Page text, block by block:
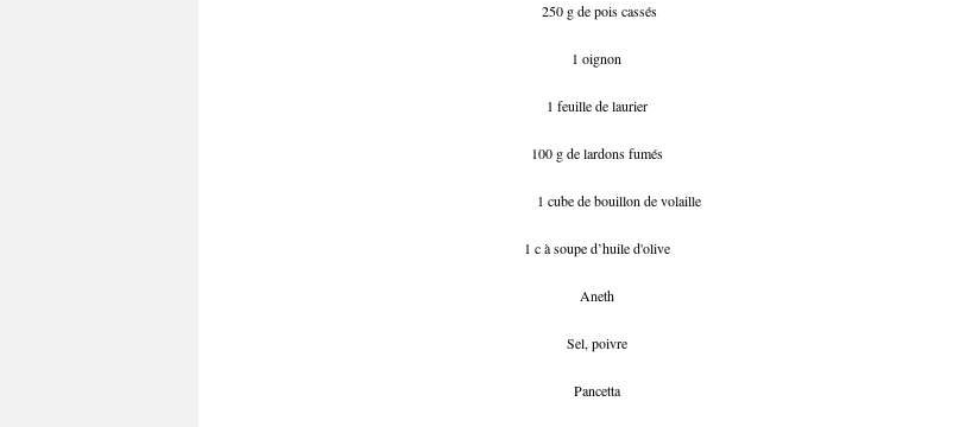
250 g de pois cassés
1 oignon
1 feuille de laurier
100 g de lardons fumés
1 cube de bouillon de volaille
1 c à soupe d’huile d'olive
Aneth
Sel, poivre
Pancetta